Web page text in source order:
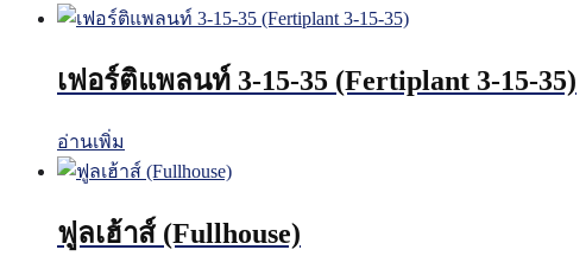
เฟอร์ติแพลนท์ 3-15-35 (Fertiplant 3-15-35)
อ่านเพิ่ม
ฟูลเฮ้าส์ (Fullhouse)